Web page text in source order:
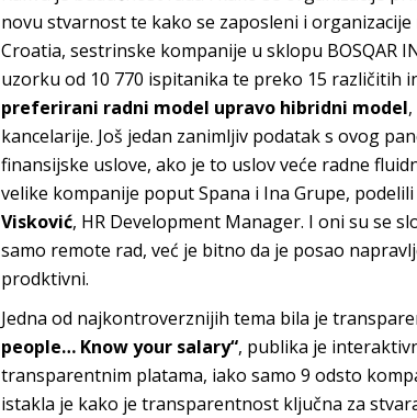
novu stvarnost te kako se zaposleni i
Croatia, sestrinske kompanije u sklopu BOSQAR
uzorku od 10 770 ispitanika te preko 15 različitih
preferirani radni model upravo hibridni model
kancelarije. Još jedan zanimljiv podatak s ovog
finansijske uslove, ako je to uslov veće radne
velike kompanije poput Spana i Ina Grupe, podelili
Visković, HR Development Manager. I oni su se
samo remote rad, već je bitno da je posao
prodktivni.
Jedna od najkontroverznijih tema bila je
people… Know your salary“, publika je
transparentnim platama, iako samo 9 odsto
istakla je kako je transparentnost ključna za